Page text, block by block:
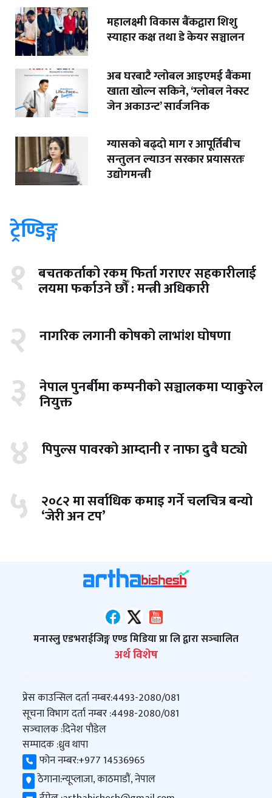
महालक्ष्मी विकास बैंकद्वारा शिशु
स्याहार कक्ष तथा डे केयर सञ्चालन
अब घरबाटै ग्लोबल आइएमई बैंकमा
खाता खोल्न सकिने, ‘ग्लोबल नेक्स्ट
जेन अकाउन्ट’ सार्वजनिक
ग्यासको बढ्दो माग र आपूर्तिबीच
सन्तुलन ल्याउन सरकार प्रयासरतः
उद्योगमन्त्री
ट्रेण्डिङ्ग
१ बचतकर्ताको रकम फिर्ता गराएर सहकारीलाई
लयमा फर्काउने छौँ : मन्त्री अधिकारी
२ नागरिक लगानी कोषको लाभांश घोषणा
३ नेपाल पुनर्बीमा कम्पनीको सञ्चालकमा प्याकुरेल
नियुक्त
४ पिपुल्स पावरको आम्दानी र नाफा दुवै घट्यो
५ २०८२ मा सर्वाधिक कमाइ गर्ने चलचित्र बन्यो
‘जेरी अन टप’
मनास्लु एडभराईजिङ्ग एण्ड मिडिया प्रा लि द्वारा सञ्‍चालित
अर्थ विशेष
प्रेस काउन्सिल दर्ता नम्बर:4493-2080/081
सूचना विभाग दर्ता नम्बर :4498-2080/081
सञ्‍चालक :दिनेश पौडेल
सम्पादक :ध्रुव थापा
फोन नम्बर:+977 14536965
ठेगाना:न्यूप्लाजा, काठमाडौं, नेपाल